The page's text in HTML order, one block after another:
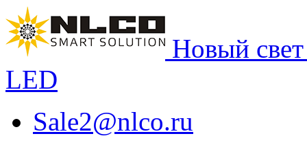
Новый
LED
Sale2@nlco.ru